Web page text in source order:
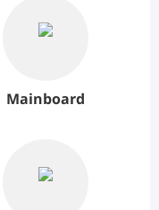
Mainboard